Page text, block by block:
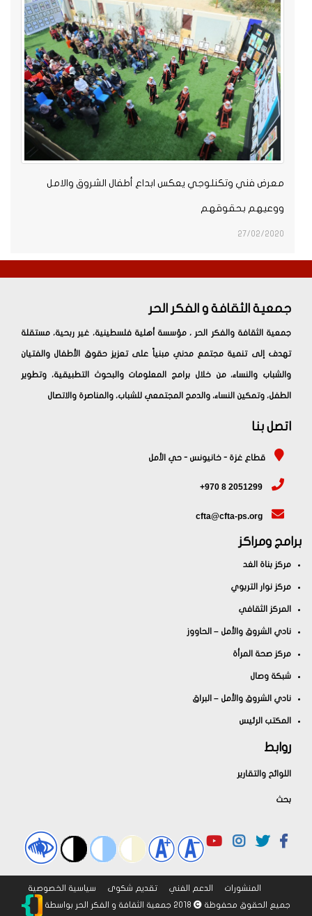
معرض فني وتكنلوجي يعكس ابداع أطفال الشروق والامل
ووعيهم بحقوقهم
27/02/2020
جمعية الثقافة و الفكر الحر
جمعية الثقافة والفكر الحر ، مؤسسة أهلية فلسطينية، غير ربحية، مستقلة
تهدف إلى تنمية مجتمع مدني مبنياً على تعزيز حقوق الأطفال والفتيان
والشباب والنساء، من خلال برامج المعلومات والبحوث التطبيقية، وتطوير
الطفل، وتمكين النساء، والدمج المجتمعي للشباب، والمناصرة والاتصال
اتصل بنا
قطاع غزة - خانيونس - حي الأمل
+970 8 2051299
cfta@cfta-ps.org
برامج ومراكز
مركز بناة الغد
مركز نوار التربوي
المركز الثقافي
نادي الشروق والأمل – الحاووز
مركز صحة المرأة
شبكة وصال
نادي الشروق والأمل – البراق
المكتب الرئيس
روابط
اللوائح والتقارير
بحث
المنشورات الدعم الفني تقديم شكوى سياسية الخصوصية
جميع الحقوق محفوظة بواسطة